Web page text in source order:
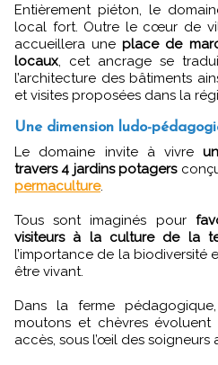
Entièrement piéton, le
local fort. Outre le cœur de
accueillera uneplace de
locaux, cet ancrage se
l’architecture des bâtiments
et visites proposées dans la
Une dimension ludo-
Le domaine invite à vivre
travers 4 jardins potagers
permaculture.
Tous sont imaginés pour
visiteurs à la culture de la
l’importance de la biodiversité
être vivant.
Dans la ferme
moutons et chèvres
accès, sous l’œil des soigneurs